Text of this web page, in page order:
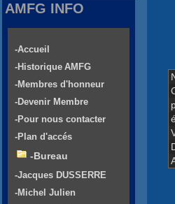
AMFG INFO
-Accueil
-Historique AMFG
-Membres d'honneur
-Devenir Membre
-Pour nous contacter
-Plan d'accés
-Bureau
-Jacques DUSSERRE
-Michel Julien